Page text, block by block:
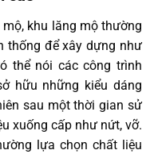
khu lăng mộ thường
thống để xây dựng như
thể nói các công trình
hữu những kiểu dáng
sau một thời gian sử
xuống cấp như nứt, vỡ.
lựa chọn chất liệu